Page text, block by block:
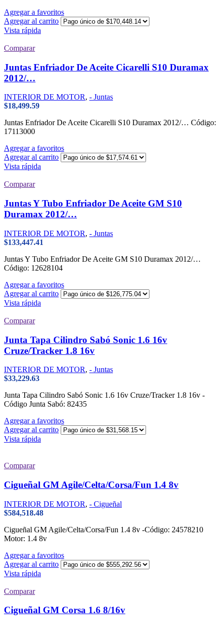
Agregar a favoritos
Agregar al carrito
Vista rápida
Comparar
Juntas Enfriador De Aceite Cicarelli S10 Duramax
2012/…
INTERIOR DE MOTOR, - Juntas
$18,499.59
Juntas Enfriador De Aceite Cicarelli S10 Duramax 2012/… Código:
17113000
Agregar a favoritos
Agregar al carrito
Vista rápida
Comparar
Juntas Y Tubo Enfriador De Aceite GM S10
Duramax 2012/…
INTERIOR DE MOTOR, - Juntas
$133,447.41
Juntas Y Tubo Enfriador De Aceite GM S10 Duramax 2012/…
Código: 12628104
Agregar a favoritos
Agregar al carrito
Vista rápida
Comparar
Junta Tapa Cilindro Sabó Sonic 1.6 16v
Cruze/Tracker 1.8 16v
INTERIOR DE MOTOR, - Juntas
$33,229.63
Junta Tapa Cilindro Sabó Sonic 1.6 16v Cruze/Tracker 1.8 16v -
Código Junta Sabó: 82435
Agregar a favoritos
Agregar al carrito
Vista rápida
Comparar
Cigueñal GM Agile/Celta/Corsa/Fun 1.4 8v
INTERIOR DE MOTOR, - Cigueñal
$584,518.48
Cigueñal GM Agile/Celta/Corsa/Fun 1.4 8v -Código: 24578210
Motor: 1.4 8v
Agregar a favoritos
Agregar al carrito
Vista rápida
Comparar
Cigueñal GM Corsa 1.6 8/16v